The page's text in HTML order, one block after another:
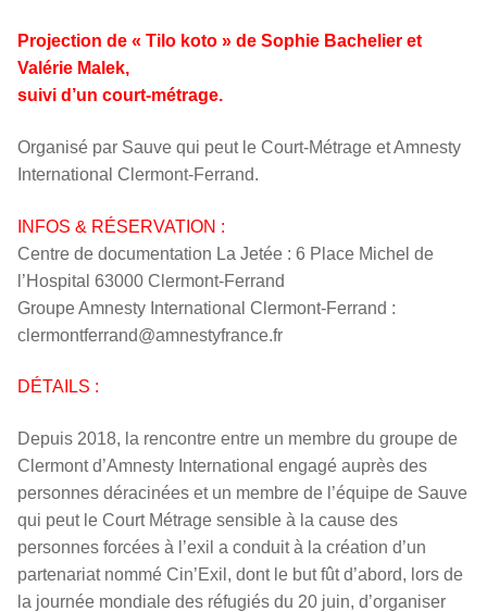
Projection de « Tilo koto » de Sophie Bachelier et
Valérie Malek,
suivi d’un court-métrage.
Organisé par Sauve qui peut le Court-Métrage et Amnesty
International Clermont-Ferrand.
INFOS & RÉSERVATION :
Centre de documentation La Jetée : 6 Place Michel de
l’Hospital 63000 Clermont-Ferrand
Groupe Amnesty International Clermont-Ferrand :
clermontferrand@amnestyfrance.fr
DÉTAILS :
Depuis 2018, la rencontre entre un membre du groupe de
Clermont d’Amnesty International engagé auprès des
personnes déracinées et un membre de l’équipe de Sauve
qui peut le Court Métrage sensible à la cause des
personnes forcées à l’exil a conduit à la création d’un
partenariat nommé Cin’Exil, dont le but fût d’abord, lors de
la journée mondiale des réfugiés du 20 juin, d’organiser